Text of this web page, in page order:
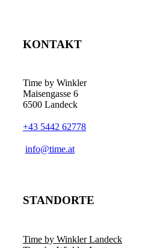
KONTAKT
Time by Winkler
Maisengasse 6
6500 Landeck
+43 5442 62778
­info@time.at
STANDORTE
Time by Winkler Landeck